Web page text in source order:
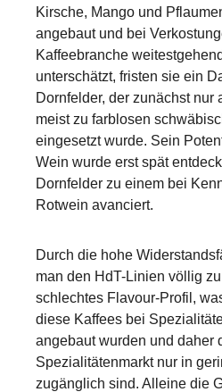
Kirsche, Mango und
angebaut und bei
Kaffeebranche
unterschätzt, fristen sie ein
Dornfelder, der zunächst nur
meist zu farblosen
eingesetzt wurde. Sein
Wein wurde erst spät
Dornfelder zu einem bei
Rotwein avanciert.
Durch die hohe
man den HdT-Linien völlig
schlechtes Flavour-Profil,
diese Kaffees bei
angebaut wurden und daher
Spezialitätenmarkt nur in
zugänglich sind. Alleine die